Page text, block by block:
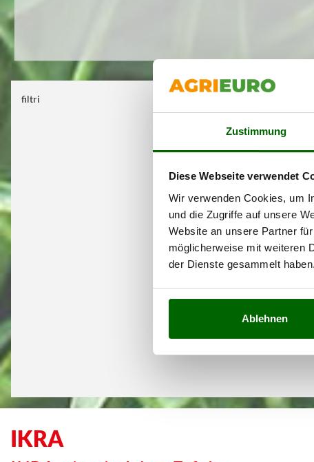
Zustimmung
Diese Webseite verwendet
Wir verwenden Cookies, um
und die Zugriffe auf unsere
Website an unsere Partner
möglicherweise mit weiteren
der Dienste gesammelt haben.
Ablehnen
filtri
IKRA